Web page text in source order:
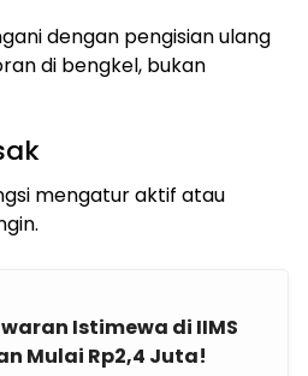
dengan pengisian ulang
di bengkel, bukan
mengatur aktif atau
Istimewa di IIMS
Mulai Rp2,4 Juta!